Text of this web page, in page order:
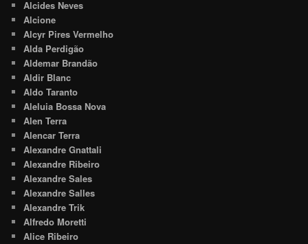
Alcides Neves
Alcione
Alcyr Pires Vermelho
Alda Perdigão
Aldemar Brandão
Aldir Blanc
Aldo Taranto
Aleluia Bossa Nova
Alen Terra
Alencar Terra
Alexandre Gnattali
Alexandre Ribeiro
Alexandre Sales
Alexandre Salles
Alexandre Trik
Alfredo Moretti
Alice Ribeiro